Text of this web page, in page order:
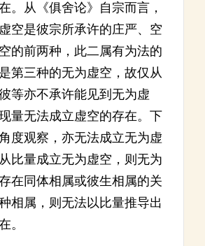
。从《俱舍论》自宗而言，
空是彼宗所承许的庄严、空
的前两种，此二属有为法的
第三种的无为虚空，故仅从
等亦不承许能见到无为虚
量无法成立虚空的存在。下
度观察，亦无法成立无为虚
比量成立无为虚空，则无为
在同体相属或彼生相属的关
相属，则无法以比量推导出
。